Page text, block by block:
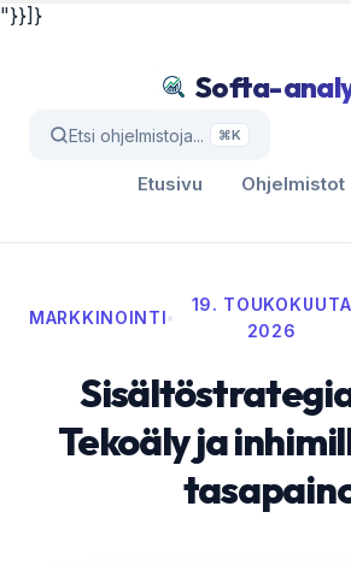
"}}]}
Softa-
Etsi ohjelmistoja... ⌘K
Etusivu Ohjelmistot
MARKKINOINTI•
19. TOUKOKUUTA
2026
Tekoäly ja